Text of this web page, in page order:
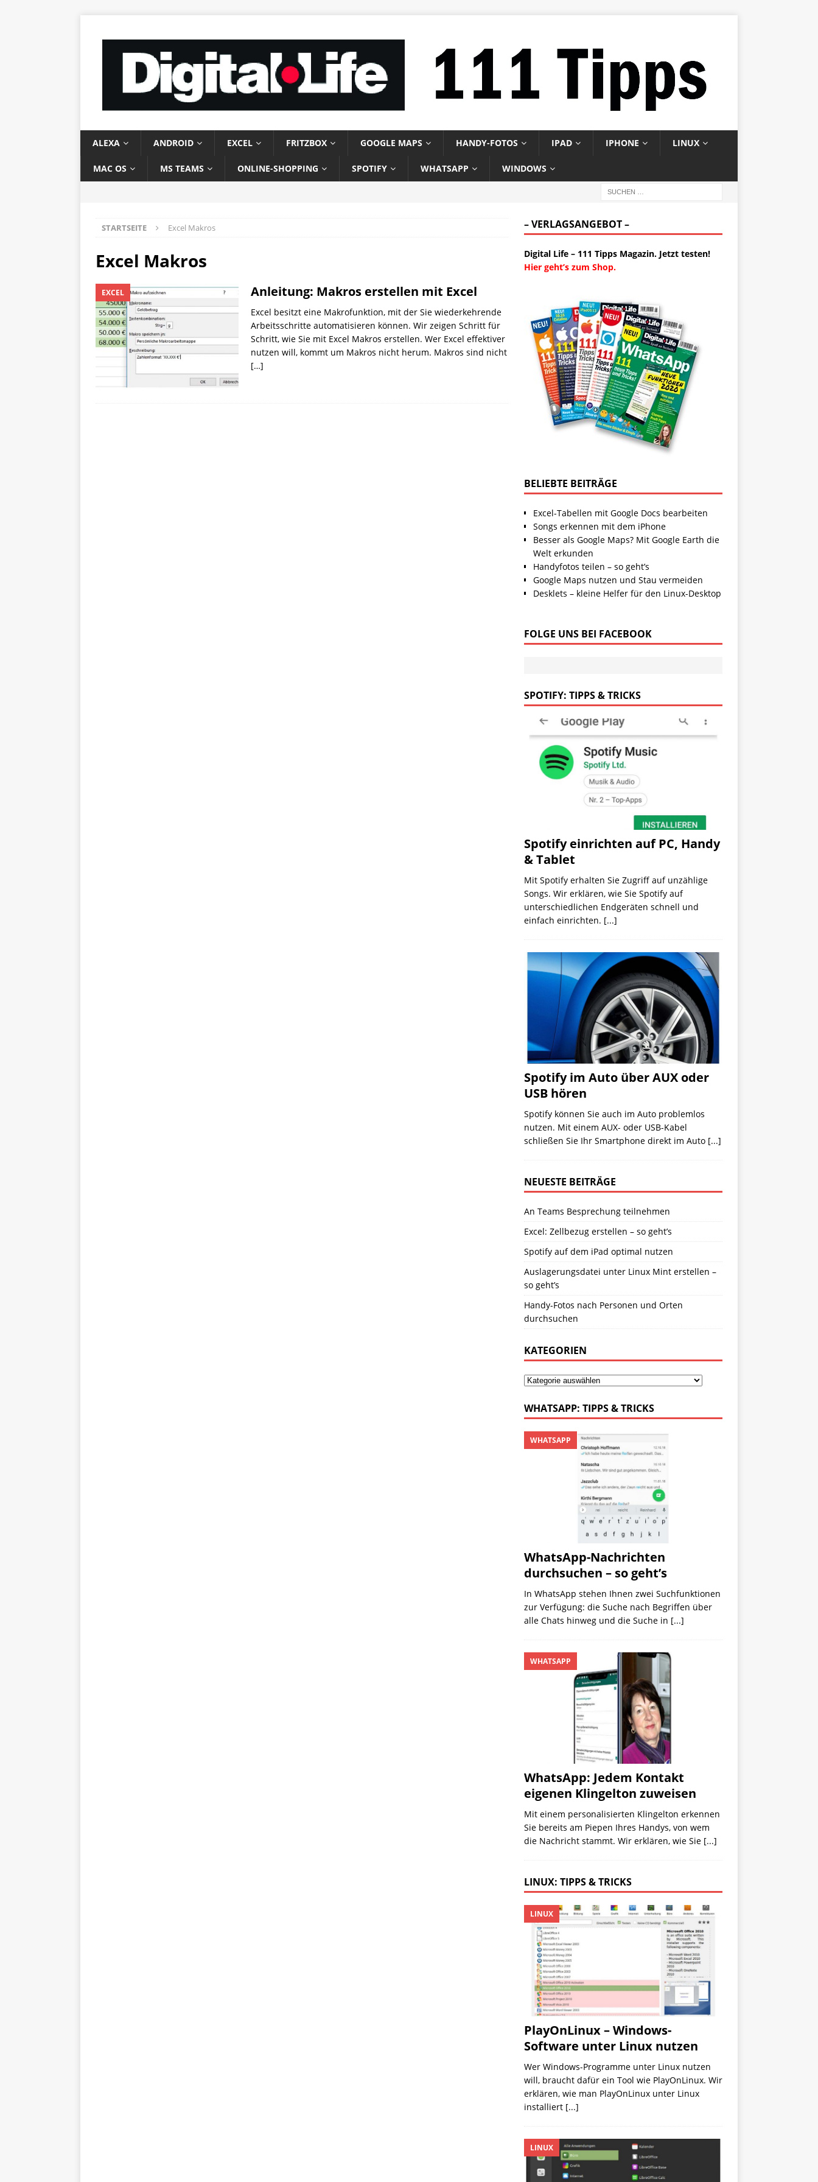
ALEXA ANDROID EXCEL FRITZBOX GOOGLE MAPS HANDY-FOTOS IPAD IPHONE LINUX
MAC OS MS TEAMS ONLINE-SHOPPING SPOTIFY WHATSAPP WINDOWS
STARTSEITE Excel Makros
Excel Makros
EXCEL Anleitung: Makros erstellen mit Excel
Excel besitzt eine Makrofunktion, mit der Sie wiederkehrende
Arbeitsschritte automatisieren können. Wir zeigen Schritt für
Schritt, wie Sie mit Excel Makros erstellen. Wer Excel effektiver
nutzen will, kommt um Makros nicht herum. Makros sind nicht
[…]
– VERLAGSANGEBOT –
Digital Life – 111 Tipps Magazin. Jetzt testen!
Hier geht’s zum Shop.
BELIEBTE BEITRÄGE
Excel-Tabellen mit Google Docs bearbeiten
Songs erkennen mit dem iPhone
Besser als Google Maps? Mit Google Earth die
Welt erkunden
Handyfotos teilen – so geht’s
Google Maps nutzen und Stau vermeiden
Desklets – kleine Helfer für den Linux-Desktop
FOLGE UNS BEI FACEBOOK
SPOTIFY: TIPPS & TRICKS
Spotify einrichten auf PC, Handy
& Tablet
Mit Spotify erhalten Sie Zugriff auf unzählige
Songs. Wir erklären, wie Sie Spotify auf
unterschiedlichen Endgeräten schnell und
einfach einrichten. [...]
Spotify im Auto über AUX oder
USB hören
Spotify können Sie auch im Auto problemlos
nutzen. Mit einem AUX- oder USB-Kabel
schließen Sie Ihr Smartphone direkt im Auto [...]
NEUESTE BEITRÄGE
An Teams Besprechung teilnehmen
Excel: Zellbezug erstellen – so geht’s
Spotify auf dem iPad optimal nutzen
Auslagerungsdatei unter Linux Mint erstellen –
so geht’s
Handy-Fotos nach Personen und Orten
durchsuchen
KATEGORIEN
WHATSAPP: TIPPS & TRICKS
WhatsApp-Nachrichten
durchsuchen – so geht’s
WHATSAPP
In WhatsApp stehen Ihnen zwei Suchfunktionen
zur Verfügung: die Suche nach Begriffen über
alle Chats hinweg und die Suche in [...]
WhatsApp: Jedem Kontakt
eigenen Klingelton zuweisen
WHATSAPP
Mit einem personalisierten Klingelton erkennen
Sie bereits am Piepen Ihres Handys, von wem
die Nachricht stammt. Wir erklären, wie Sie [...]
LINUX: TIPPS & TRICKS
PlayOnLinux – Windows-
Software unter Linux nutzen
LINUX
Wer Windows-Programme unter Linux nutzen
will, braucht dafür ein Tool wie PlayOnLinux. Wir
erklären, wie man PlayOnLinux unter Linux
installiert [...]
LINUX